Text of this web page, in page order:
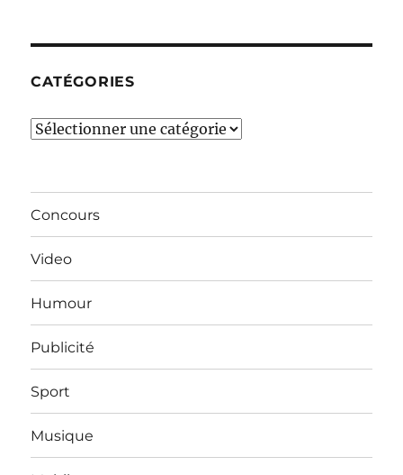
CATÉGORIES
Catégories
Concours
Video
Humour
Publicité
Sport
Musique